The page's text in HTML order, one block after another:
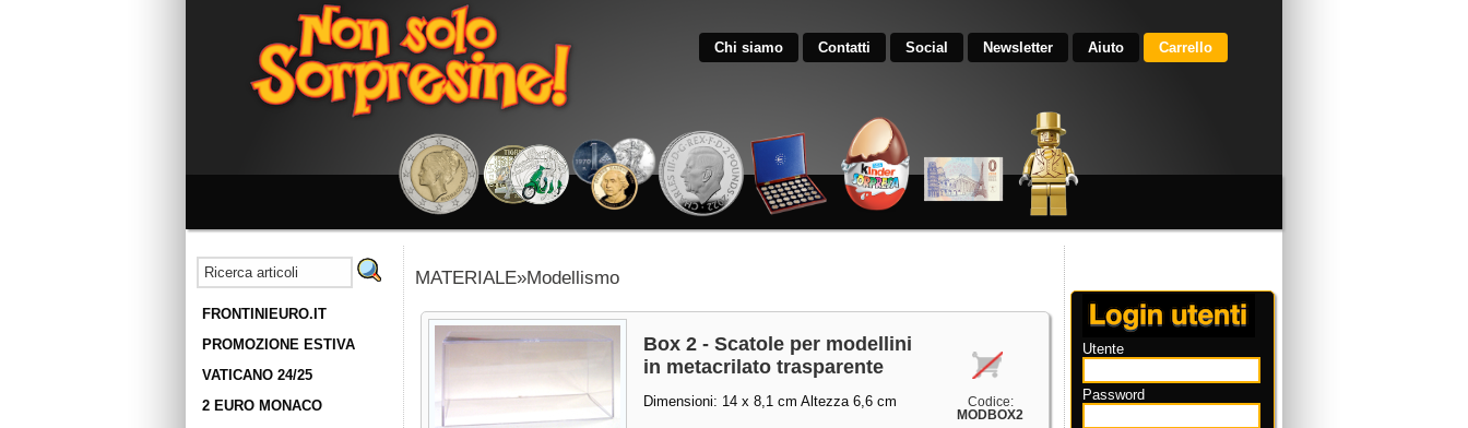
Chi siamo Contatti Social Newsletter Aiuto Carrello
FRONTINIEURO.IT
PROMOZIONE ESTIVA
VATICANO 24/25
2 EURO MONACO
MATERIALE»Modellismo
Codice:
MODBOX2
Box 2 - Scatole per modellini
in metacrilato trasparente
Dimensioni: 14 x 8,1 cm Altezza 6,6 cm
Utente
Password